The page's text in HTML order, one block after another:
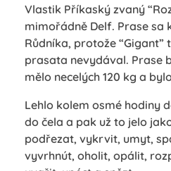
Vlastik Příkaský zvaný
mimořádně Delf. Prase sa
Růdníka, protože
prasata nevydával. Prase
mělo necelých 120 kg a
Lehlo kolem osmé hodiny
do čela a pak už to jelo
podřezat, vykrvit, umyt,
vyvrhnút, oholit, opálit,